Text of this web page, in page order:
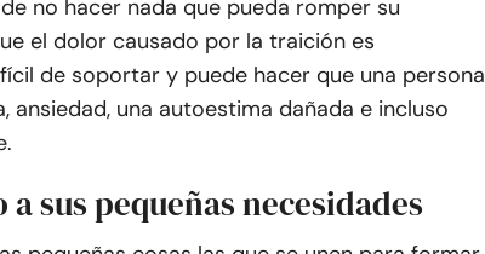
no hacer nada que pueda romper su
el dolor causado por la traición es
de soportar y puede hacer que una persona
ansiedad, una autoestima dañada e incluso
sus pequeñas necesidades